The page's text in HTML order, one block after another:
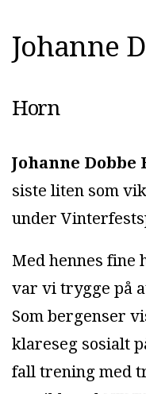
Johanne D
Horn
Johanne Dobbe
siste liten som
under
Med hennes fine
var vi trygge på
Som bergenser
klareseg sosialt
fall trening med